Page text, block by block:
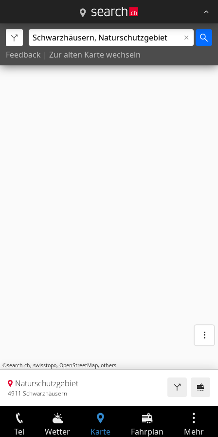
Feedback | Zur alten Karte wechseln
©search.ch, swisstopo, OpenStreetMap, others
Naturschutzgebiet
4911 Schwarzhäusern
Tel Wetter Karte Fahrplan Mehr